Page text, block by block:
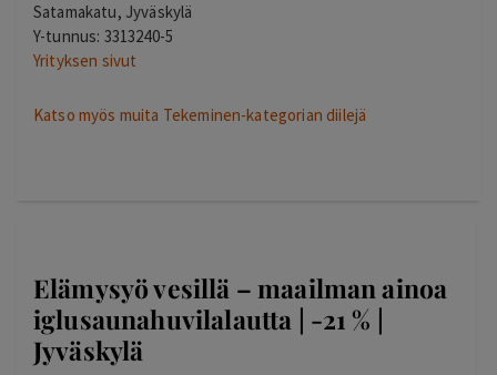
Satamakatu, Jyväskylä
Y-tunnus: 3313240-5
Yrityksen sivut
Katso myös muita Tekeminen-kategorian diilejä
Elämysyö vesillä – maailman ainoa
iglusaunahuvilalautta | -21 % |
Jyväskylä